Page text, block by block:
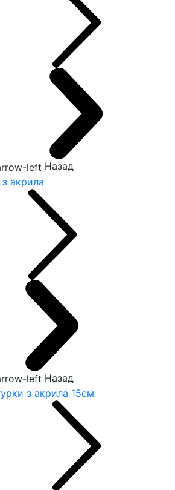
Назад
з акрила
Назад
з акрила 15см